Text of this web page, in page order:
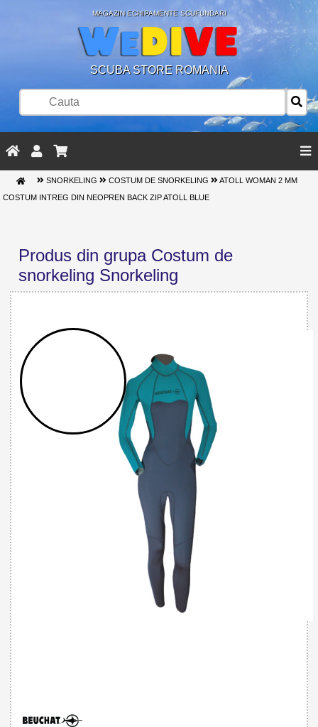
MAGAZIN ECHIPAMENTE SCUFUNDARI
SCUBA STORE ROMANIA
SNORKELING COSTUM DE SNORKELING ATOLL WOMAN 2 MM
COSTUM INTREG DIN NEOPREN BACK ZIP ATOLL BLUE
Produs din grupa Costum de
snorkeling Snorkeling